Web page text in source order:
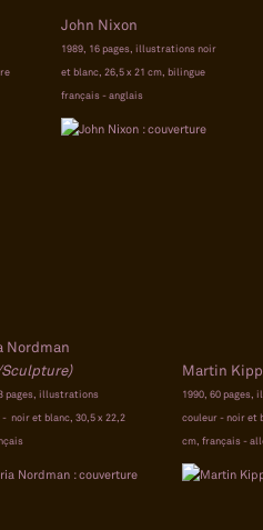
John Nixon
1989, 16 pages, illustrations noir
et blanc, 26,5 x 21 cm, bilingue
français - anglais
Nordman
pages, illustrations
- noir et blanc, 30,5 x 22,2
Martin
1990, 60 pages,
couleur - noir et
cm, français -